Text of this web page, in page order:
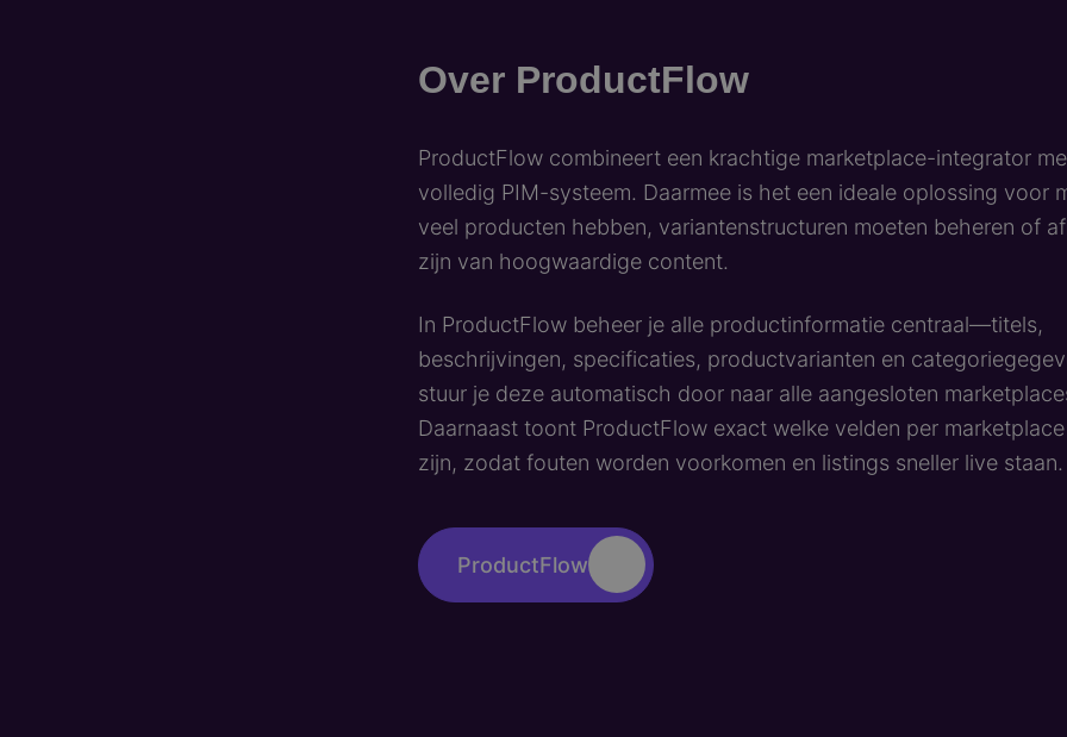
Over ProductFlow
ProductFlow combineert een krachtige marketplace-integrator
volledig PIM-systeem. Daarmee is het een ideale oplossing voor
veel producten hebben, variantenstructuren moeten beheren of
zijn van hoogwaardige content.
In ProductFlow beheer je alle productinformatie centraal—titels,
beschrijvingen, specificaties, productvarianten en
stuur je deze automatisch door naar alle aangesloten
Daarnaast toont ProductFlow exact welke velden per
zijn, zodat fouten worden voorkomen en listings sneller live staan.
ProductFlow